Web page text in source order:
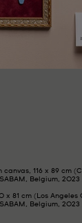
canvas, 116 x 89 cm
Belgium,
x 81 cm (Los Angeles
Belgium,